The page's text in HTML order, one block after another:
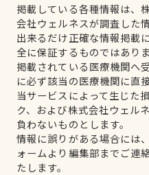
掲載している各種情報は、
会社ウェルネスが調査した
出来るだけ正確な情報掲載
全に保証するものではありま
掲載されている医療機関へ
に必ず該当の医療機関に直
当サービスによって生じた
ク、および株式会社ウェル
負わないものとします。
情報に誤りがある場合には
ォームより編集部までご連
たします。